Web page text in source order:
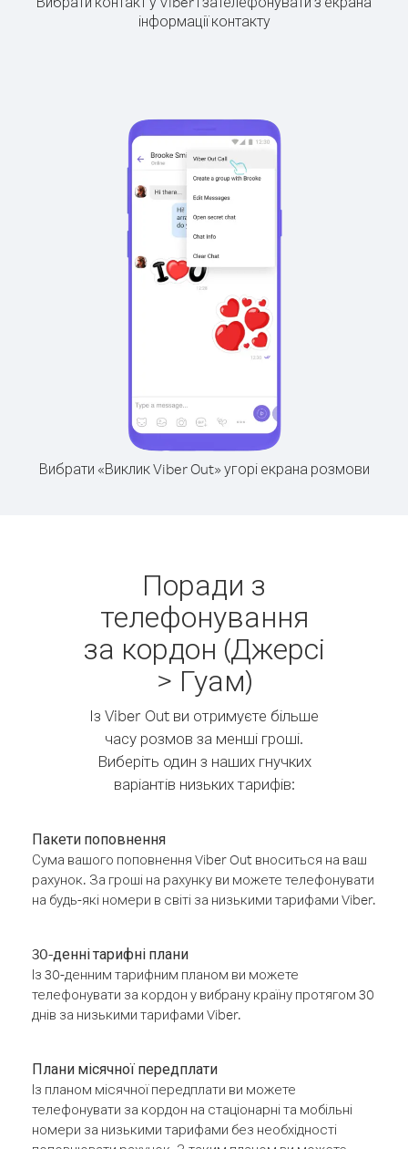
інформації контакту
Вибрати «Виклик Viber Out» угорі екрана розмови
Поради з
телефонування
за кордон (Джерсі
> Гуам)
Із Viber Out ви отримуєте більше
часу розмов за менші гроші.
Виберіть один з наших гнучких
варіантів низьких тарифів:
Пакети поповнення
Сума вашого поповнення Viber Out вноситься на ваш
рахунок. За гроші на рахунку ви можете телефонувати
на будь-які номери в світі за низькими тарифами Viber.
30-денні тарифні плани
Із 30-денним тарифним планом ви можете
телефонувати за кордон у вибрану країну протягом 30
днів за низькими тарифами Viber.
Плани місячної передплати
Із планом місячної передплати ви можете
телефонувати за кордон на стаціонарні та мобільні
номери за низькими тарифами без необхідності